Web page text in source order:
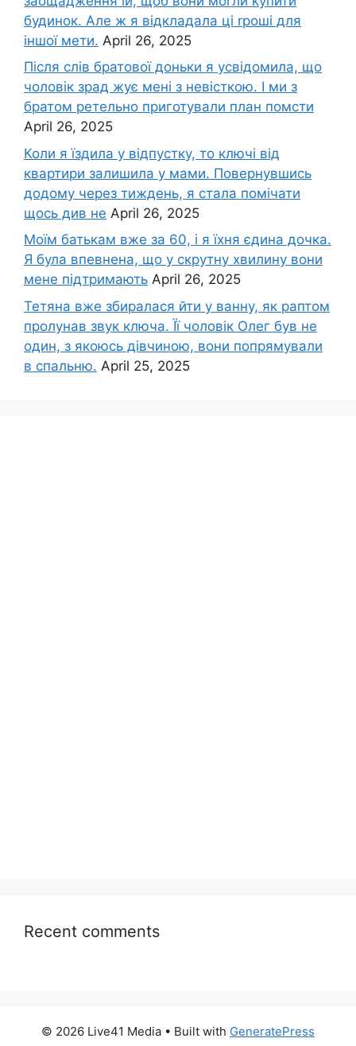
будинок. Але ж я відкладала ці rроші для
іншої мети. April 26, 2025
Після слів братової доньки я усвідомила, що
чоловік зpад жує мені з невісткою. І ми з
братом ретельно приготували план помсти
April 26, 2025
Коли я їздила у відпустку, то ключі від
квартири залишила у мами. Повернувшись
додому через тиждень, я стала помічати
щось див не April 26, 2025
Моїм батькам вже за 60, і я їхня єдина дочка.
Я була впевнена, що у скрутну хвилину вони
мене підтримають April 26, 2025
Тетяна вже збиралася йти у ванну, як раптом
пролунав звук ключа. Її чоловік Олег був не
один, з якоюсь дівчиною, вони попрямували
в спальню. April 25, 2025
Recent comments
© 2026 Live41 Media • Built with GeneratePress